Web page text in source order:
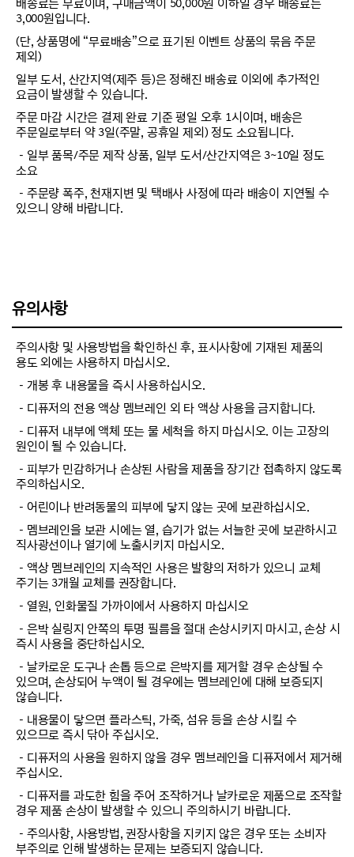
배송료는 무료이며, 구매금액이 50,000원 이하일 경우 배송료는
3,000원입니다.
(단, 상품명에 “무료배송”으로 표기된 이벤트 상품의 묶음 주문
제외)
일부 도서, 산간지역(제주 등)은 정해진 배송료 이외에 추가적인
요금이 발생할 수 있습니다.
주문 마감 시간은 결제 완료 기준 평일 오후 1시이며, 배송은
주문일로부터 약 3일(주말, 공휴일 제외) 정도 소요됩니다.
－일부 품목/주문 제작 상품, 일부 도서/산간지역은 3~10일 정도
소요
－주문량 폭주, 천재지변 및 택배사 사정에 따라 배송이 지연될 수
있으니 양해 바랍니다.
유의사항
주의사항 및 사용방법을 확인하신 후, 표시사항에 기재된 제품의
용도 외에는 사용하지 마십시오.
－개봉 후 내용물을 즉시 사용하십시오.
－디퓨저의 전용 액상 멤브레인 외 타 액상 사용을 금지합니다.
－디퓨저 내부에 액체 또는 물 세척을 하지 마십시오. 이는 고장의
원인이 될 수 있습니다.
－피부가 민감하거나 손상된 사람을 제품을 장기간 접촉하지 않도록
주의하십시오.
－어린이나 반려동물의 피부에 닿지 않는 곳에 보관하십시오.
－멤브레인을 보관 시에는 열, 습기가 없는 서늘한 곳에 보관하시고
직사광선이나 열기에 노출시키지 마십시오.
－액상 멤브레인의 지속적인 사용은 발향의 저하가 있으니 교체
주기는 3개월 교체를 권장합니다.
－열원, 인화물질 가까이에서 사용하지 마십시오
－은박 실링지 안쪽의 투명 필름을 절대 손상시키지 마시고, 손상 시
즉시 사용을 중단하십시오.
－날카로운 도구나 손톱 등으로 은박지를 제거할 경우 손상될 수
있으며, 손상되어 누액이 될 경우에는 멤브레인에 대해 보증되지
않습니다.
－내용물이 닿으면 플라스틱, 가죽, 섬유 등을 손상 시킬 수
있으므로 즉시 닦아 주십시오.
－디퓨저의 사용을 원하지 않을 경우 멤브레인을 디퓨저에서 제거해
주십시오.
－디퓨저를 과도한 힘을 주어 조작하거나 날카로운 제품으로 조작할
경우 제품 손상이 발생할 수 있으니 주의하시기 바랍니다.
－주의사항, 사용방법, 권장사항을 지키지 않은 경우 또는 소비자
부주의로 인해 발생하는 문제는 보증되지 않습니다.